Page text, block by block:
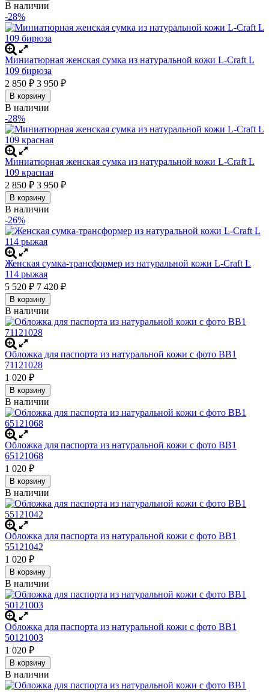
В наличии
-28%
Миниатюрная женская сумка из натуральной кожи L-Craft L
109 бирюза
2 850 ₽ 3 950 ₽
В корзину
В наличии
-28%
Миниатюрная женская сумка из натуральной кожи L-Craft L
109 красная
2 850 ₽ 3 950 ₽
В корзину
В наличии
-26%
Женская сумка-трансформер из натуральной кожи L-Craft L
114 рыжая
5 520 ₽ 7 420 ₽
В корзину
В наличии
Обложка для паспорта из натуральной кожи с фото BB1
71121028
1 020 ₽
В корзину
В наличии
Обложка для паспорта из натуральной кожи с фото BB1
65121068
1 020 ₽
В корзину
В наличии
Обложка для паспорта из натуральной кожи с фото BB1
55121042
1 020 ₽
В корзину
В наличии
Обложка для паспорта из натуральной кожи с фото BB1
50121003
1 020 ₽
В корзину
В наличии